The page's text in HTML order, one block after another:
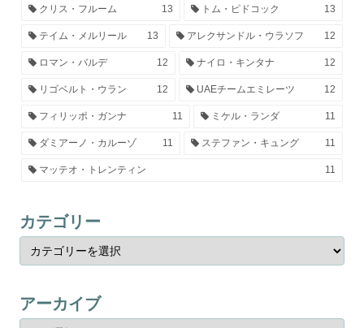
クリス・フルーム 13 トム・ピドコック 13
テイム・メルリール 13 アレクサンドル・ウラソフ 12
ロマン・バルデ 12 ナイロ・キンタナ 12
リゴベルト・ウラン 12 UAEチームエミレーツ 12
フィリッポ・ガンナ 11 ミケル・ランダ 11
ダミアーノ・カルーゾ 11 ステファン・キュング 11
マッテオ・トレンティン 11
カテゴリー
アーカイブ